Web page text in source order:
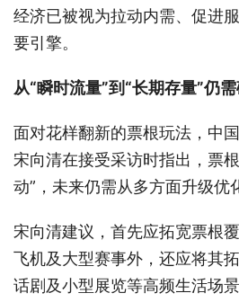
经济已被视为拉动内需、促进
要引擎。
从“瞬时流量”到“长期存量”仍
面对花样翻新的票根玩法，中
宋向清在接受采访时指出，票
动”，未来仍需从多方面升级优
宋向清建议，首先应拓宽票根
飞机及大型赛事外，还应将其
话剧及小型展览等高频生活场